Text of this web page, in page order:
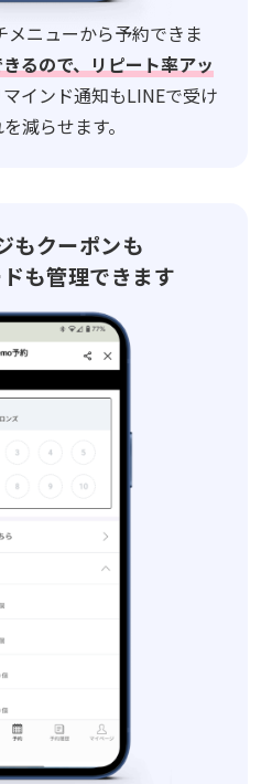
メニューから予約できま
るので、リピート率アッ
マインド通知もLINEで受け
減らせます。
もクーポンも
も管理できます